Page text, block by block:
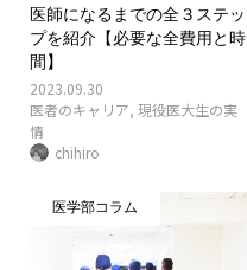
医師になるまでの全３ステッ
プを紹介【必要な全費用と時
間】
2023.09.30
医者のキャリア, 現役医大生の実
情
chihiro
医学部コラム